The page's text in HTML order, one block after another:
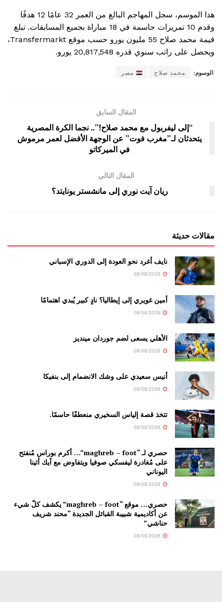
هذا الموسم، سجل المهاجم البالغ من العمر 32 عامًا 12 هدفًا
وقدم 10 تمريرات حاسمة في 18 مباراة بجميع المسابقات. تبلغ
قيمة محمد صلاح 55 مليون يورو حسب موقع Transfermarkt،
ويحصل على راتب سنوي قدره 20,817,548 يورو.
الوسوم: محمد صلاح مصر
المقال السابق
“إلى ليفربول مع محمد صلاح!”.. نجما الكرة المصرية
يتحدثان لـ”مغرب فوت” عن الوجهة الأفضل لعمر مرموش
في الميركاتو
المقال التالي
ريان آيت نوري إلى مانشستر يونايتد؟
مقالات حديثة
نايف أغرد نحو العودة إلى الدوري الإسباني
أمين غويري إلى إيطاليا؟ نادٍ كبير يُبدي اهتمامًا
الأهلي يسعى لضم جوردان مينديز
أنيس سعيدي على وشك الانضمام إلى بنفيكا
تتخذ قصة إلياس السخيري منعطفًا حاسمًا.
حصري لـ “maghreb – foot”… أكرم بوراس مُنفتح
على مُغادرة ليفسكي صوفيا ويتفاوض مع آيك أثينا
اليوناني
حصري… موقع “maghreb – foot” يكشف كلّ شيء
عن أكاديمية شبيبة القبائل الجديدة “محند شريف
حناشي”